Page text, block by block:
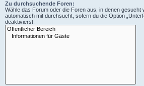
Zu durchsuchende Foren:
Wähle das Forum oder die Foren aus, in denen gesucht
automatisch mit durchsucht, sofern du die Option
deaktivierst.